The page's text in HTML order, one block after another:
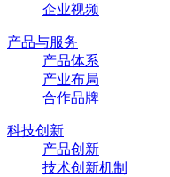
企业视频
产品与服务
产品体系
产业布局
合作品牌
科技创新
产品创新
技术创新机制